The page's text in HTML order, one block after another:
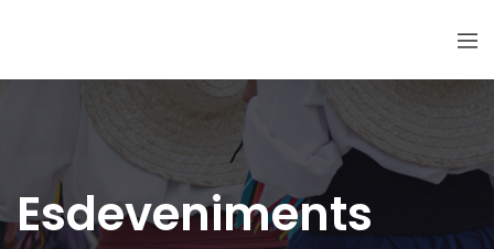
Esdeveniments